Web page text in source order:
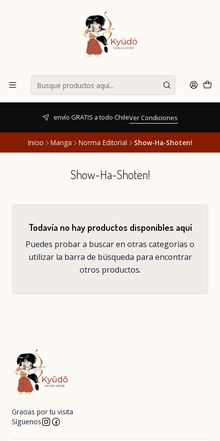
envío GRATIS a todo ChileVer Condiciones
Inicio Manga Norma Editorial Show-Ha-Shoten!
Show-Ha-Shoten!
Todavía no hay productos disponibles aquí
Puedes probar a buscar en otras categorías o
utilizar la barra de búsqueda para encontrar
otros productos.
Gracias por tu visita
Síguenos